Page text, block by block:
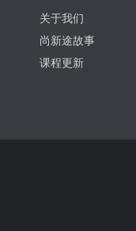
关于我们
尚新途故事
课程更新